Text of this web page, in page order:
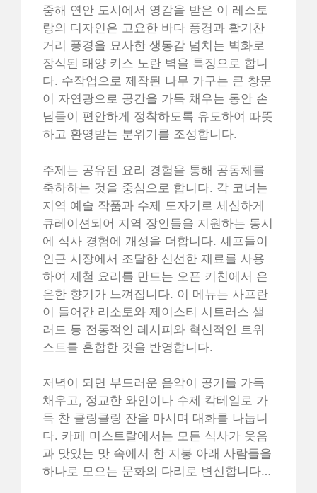
중해 연안 도시에서 영감을 받은 이 레스토
랑의 디자인은 고요한 바다 풍경과 활기찬
거리 풍경을 묘사한 생동감 넘치는 벽화로
장식된 태양 키스 노란 벽을 특징으로 합니
다. 수작업으로 제작된 나무 가구는 큰 창문
이 자연광으로 공간을 가득 채우는 동안 손
님들이 편안하게 정착하도록 유도하여 따뜻
하고 환영받는 분위기를 조성합니다.
주제는 공유된 요리 경험을 통해 공동체를
축하하는 것을 중심으로 합니다. 각 코너는
지역 예술 작품과 수제 도자기로 세심하게
큐레이션되어 지역 장인들을 지원하는 동시
에 식사 경험에 개성을 더합니다. 셰프들이
인근 시장에서 조달한 신선한 재료를 사용
하여 제철 요리를 만드는 오픈 키친에서 은
은한 향기가 느껴집니다. 이 메뉴는 사프란
이 들어간 리소토와 제이스티 시트러스 샐
러드 등 전통적인 레시피와 혁신적인 트위
스트를 혼합한 것을 반영합니다.
저녁이 되면 부드러운 음악이 공기를 가득
채우고, 정교한 와인이나 수제 칵테일로 가
득 찬 클링클링 잔을 마시며 대화를 나눕니
다. 카페 미스트랄에서는 모든 식사가 웃음
과 맛있는 맛 속에서 한 지붕 아래 사람들을
하나로 모으는 문화의 다리로 변신합니다…